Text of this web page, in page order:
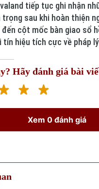
tiếp tục ghi nhận
trọng sau khi hoàn thiện
đến cột mốc bàn giao sổ
tín hiệu tích cực về pháp
Hãy đánh giá bài
Xem 0 đánh giá